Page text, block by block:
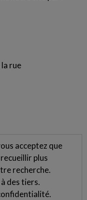
rue
acceptez que
plus
recherche.
des tiers.
.